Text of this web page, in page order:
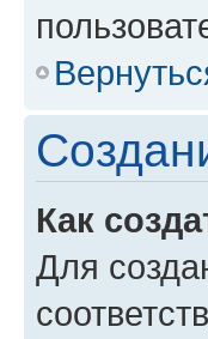
Как
Для